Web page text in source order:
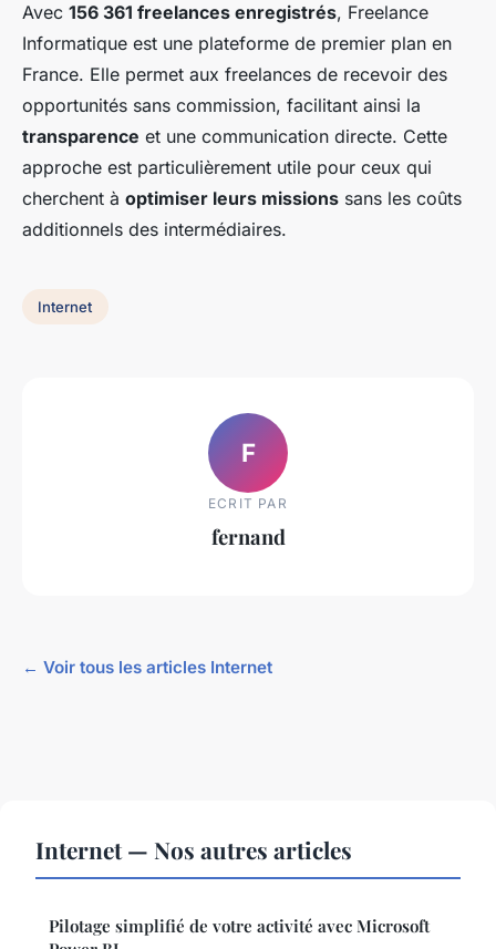
Avec 156 361 freelances enregistrés, Freelance
Informatique est une plateforme de premier plan en
France. Elle permet aux freelances de recevoir des
opportunités sans commission, facilitant ainsi la
transparence et une communication directe. Cette
approche est particulièrement utile pour ceux qui
cherchent à optimiser leurs missions sans les coûts
additionnels des intermédiaires.
Internet
F
ECRIT PAR
fernand
← Voir tous les articles Internet
Internet — Nos autres articles
Pilotage simplifié de votre activité avec Microsoft